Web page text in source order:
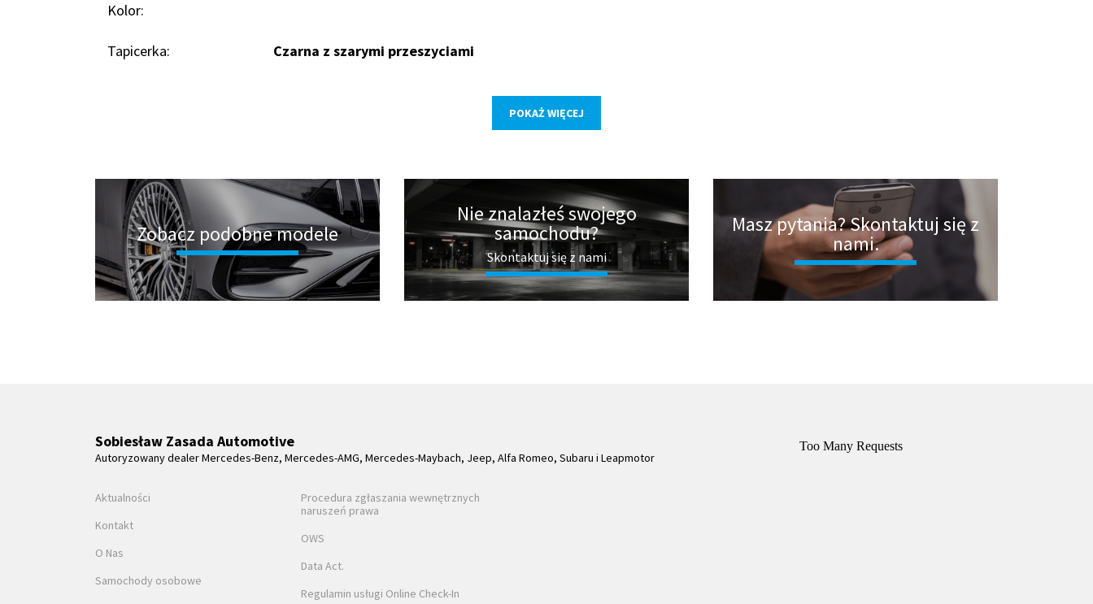
Kolor:
Tapicerka: Czarna z szarymi przeszyciami
POKAŻ WIĘCEJ
Zobacz podobne modele
Nie znalazłeś swojego
samochodu?
Skontaktuj się z nami
Masz pytania? Skontaktuj się z
nami.
Sobiesław Zasada Automotive
Autoryzowany dealer Mercedes-Benz, Mercedes-AMG, Mercedes-Maybach, Jeep, Alfa Romeo, Subaru i Leapmotor
Aktualności
Kontakt
O Nas
Samochody osobowe
Procedura zgłaszania wewnętrznych
naruszeń prawa
OWS
Data Act.
Regulamin usługi Online Check-In